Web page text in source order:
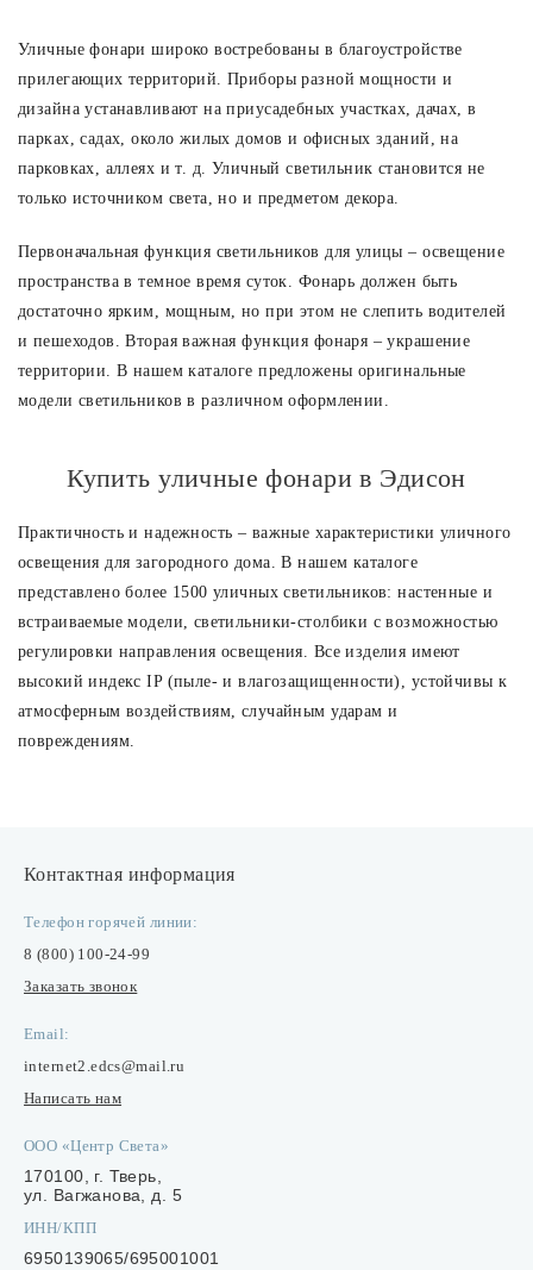
Уличные фонари широко востребованы в благоустройстве
прилегающих территорий. Приборы разной мощности и
дизайна устанавливают на приусадебных участках, дачах, в
парках, садах, около жилых домов и офисных зданий, на
парковках, аллеях и т. д. Уличный светильник становится не
только источником света, но и предметом декора.
Первоначальная функция светильников для улицы – освещение
пространства в темное время суток. Фонарь должен быть
достаточно ярким, мощным, но при этом не слепить водителей
и пешеходов. Вторая важная функция фонаря – украшение
территории. В нашем каталоге предложены оригинальные
модели светильников в различном оформлении.
Купить уличные фонари в Эдисон
Практичность и надежность – важные характеристики уличного
освещения для загородного дома. В нашем каталоге
представлено более 1500 уличных светильников: настенные и
встраиваемые модели, светильники-столбики с возможностью
регулировки направления освещения. Все изделия имеют
высокий индекс IP (пыле- и влагозащищенности), устойчивы к
атмосферным воздействиям, случайным ударам и
повреждениям.
Контактная информация
Телефон горячей линии:
8 (800) 100-24-99
Заказать звонок
Email:
internet2.edcs@mail.ru
Написать нам
ООО «Центр Света»
170100, г. Тверь,
ул. Вагжанова, д. 5
ИНН/КПП
6950139065/695001001